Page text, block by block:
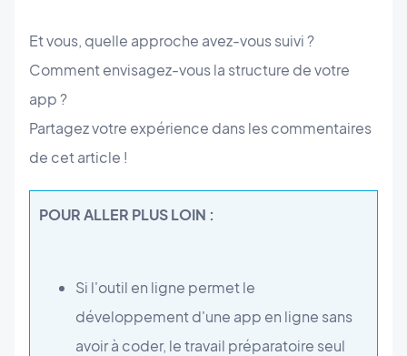
Et vous, quelle approche avez-vous suivi ?
Comment envisagez-vous la structure de votre
app ?
Partagez votre expérience dans les commentaires
de cet article !
POUR ALLER PLUS LOIN :
Si l'outil en ligne permet le
développement d'une app en ligne sans
avoir à coder, le travail préparatoire seul